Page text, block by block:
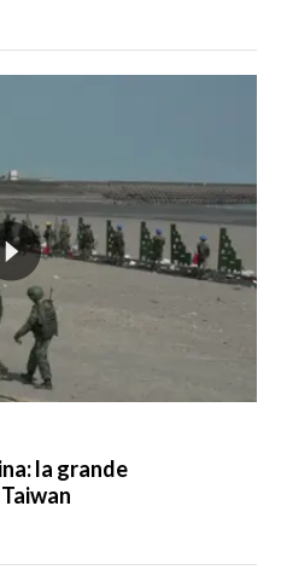
la grande